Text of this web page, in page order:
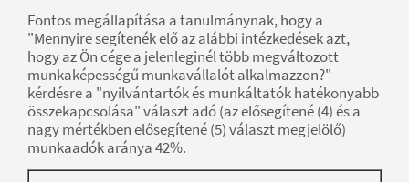
Fontos megállapítása a tanulmánynak, hogy a
"Mennyire segítenék elő az alábbi intézkedések azt,
hogy az Ön cége a jelenleginél több megváltozott
munkaképességű munkavállalót alkalmazzon?"
kérdésre a "nyilvántartók és munkáltatók hatékonyabb
összekapcsolása" választ adó (az elősegítené (4) és a
nagy mértékben elősegítené (5) választ megjelölő)
munkaadók aránya 42%.